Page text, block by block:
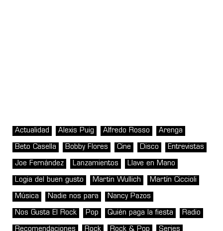
Actualidad Alexis Puig Alfredo Rosso Arenga
Beto Casella Bobby Flores Cine Disco Entrevistas
Joe Fernández Lanzamientos Llave en Mano
Logia del buen gusto Martin Wullich Martín Ciccioli
Música Nadie nos para Nancy Pazos
Nos Gusta El Rock Pop Quién paga la fiesta Radio
Recomendaciones Rock Rock & Pop Series